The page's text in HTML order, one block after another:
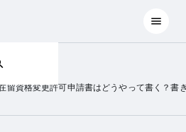
留資格変更許可申請書はどうやって書く？書